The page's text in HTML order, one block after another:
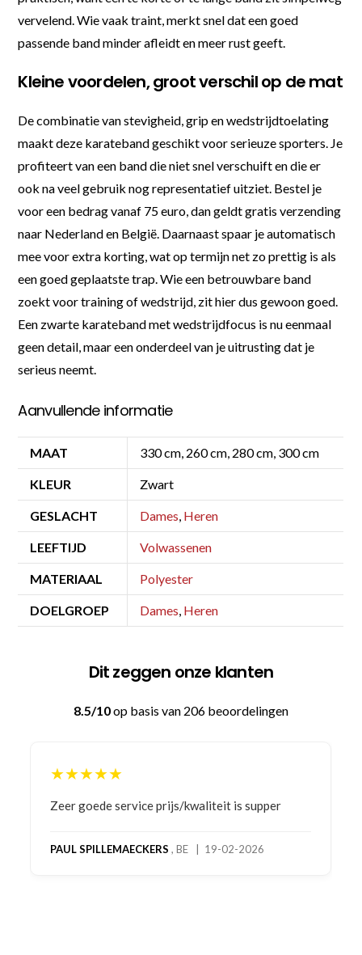
vervelend. Wie vaak traint, merkt snel dat een goed
passende band minder afleidt en meer rust geeft.
Kleine voordelen, groot verschil op de mat
De combinatie van stevigheid, grip en wedstrijdtoelating
maakt deze karateband geschikt voor serieuze sporters. Je
profiteert van een band die niet snel verschuift en die er
ook na veel gebruik nog representatief uitziet. Bestel je
voor een bedrag vanaf 75 euro, dan geldt gratis verzending
naar Nederland en België. Daarnaast spaar je automatisch
mee voor extra korting, wat op termijn net zo prettig is als
een goed geplaatste trap. Wie een betrouwbare band
zoekt voor training of wedstrijd, zit hier dus gewoon goed.
Een zwarte karateband met wedstrijdfocus is nu eenmaal
geen detail, maar een onderdeel van je uitrusting dat je
serieus neemt.
Aanvullende informatie
MAAT 330 cm, 260 cm, 280 cm, 300 cm
KLEUR Zwart
GESLACHT Dames, Heren
LEEFTIJD Volwassenen
MATERIAAL Polyester
DOELGROEP Dames, Heren
Dit zeggen onze klanten
8.5/10op basis van 206 beoordelingen
★★★★★
Bestelling gedaan vanwege goede prijzen en
bestelling al ontvangen met gifts, waardoor je